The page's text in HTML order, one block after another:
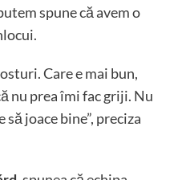
spune că avem o
Care e mai bun,
nu prea îmi fac griji. Nu
joace bine”, preciza